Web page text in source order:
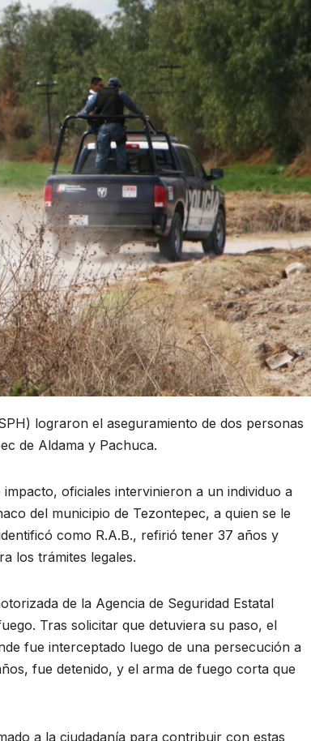
lograron el aseguramiento de dos personas
de Aldama y Pachuca.
oficiales intervinieron a un individuo a
del municipio de Tezontepec, a quien se le
como R.A.B., refirió tener 37 años y
los trámites legales.
de la Agencia de Seguridad Estatal
Tras solicitar que detuviera su paso, el
fue interceptado luego de una persecución a
fue detenido, y el arma de fuego corta que
a la ciudadanía para contribuir con estas